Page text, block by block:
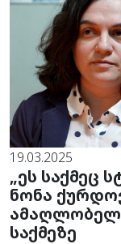
19.03.2025
„ეს საქმეც
ნონა
საქმეზე